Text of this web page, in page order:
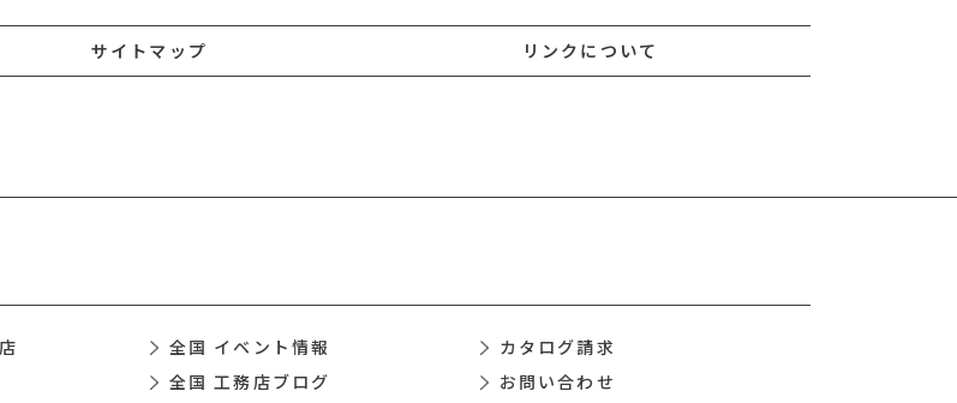
サイトマップ リンクについて
全国 イベント情報
全国 工務店ブログ
カタログ請求
お問い合わせ